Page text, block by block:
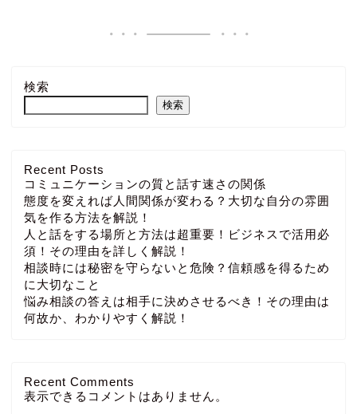
検索
検索
Recent Posts
コミュニケーションの質と話す速さの関係
態度を変えれば人間関係が変わる？大切な自分の雰囲
気を作る方法を解説！
人と話をする場所と方法は超重要！ビジネスで活用必
須！その理由を詳しく解説！
相談時には秘密を守らないと危険？信頼感を得るため
に大切なこと
悩み相談の答えは相手に決めさせるべき！その理由は
何故か、わかりやすく解説！
Recent Comments
表示できるコメントはありません。